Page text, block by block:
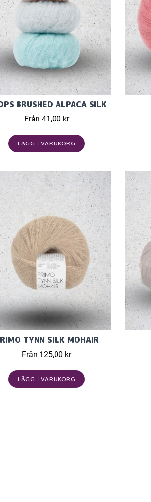
BRUSHED ALPACA SILK
Från 41,00 kr
LÄGG I VARUKORG
TYNN SILK MOHAIR
Från 125,00 kr
LÄGG I VARUKORG